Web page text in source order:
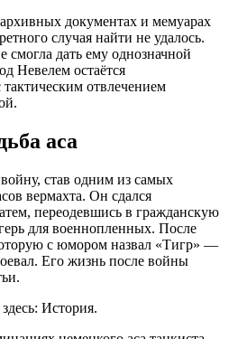
документах и мемуарах
случая найти не удалось.
смогла дать ему однозначной
Невелем остаётся
тактическим отвлечением
аса
став одним из самых
вермахта. Он сдался
переодевшись в гражданскую
для военнопленных. После
с юмором назвал «Тигр» —
Его жизнь после войны
История.